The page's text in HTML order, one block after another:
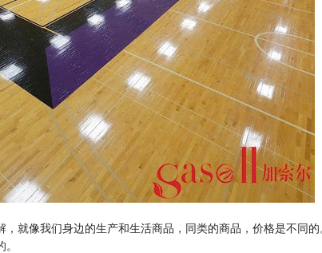
就像我们身边的生产和生活商品，同类的商品，价格是不同的